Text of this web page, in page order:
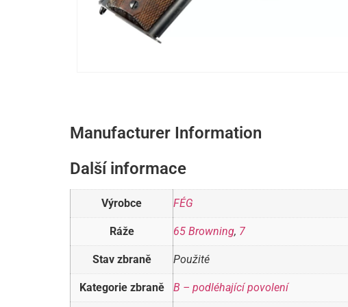
Manufacturer Information
Další informace
Výrobce FÉG
Ráže 65 Browning, 7
Stav zbraně Použité
Kategorie zbraně B – podléhající povolení